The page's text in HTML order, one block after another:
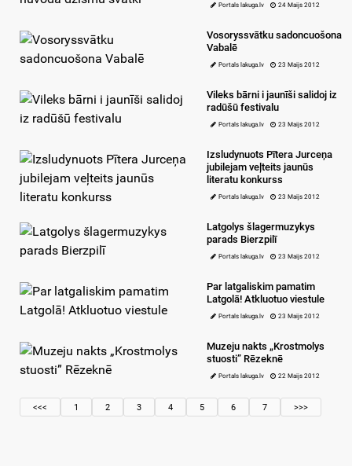
Portals lakuga.lv 24 Maijs 2012
Vosoryssvātku sadoncuošona
Vabalē
Portals lakuga.lv 23 Maijs 2012
Vileks bārni i jaunīši salidoj iz
radūšū festivalu
Portals lakuga.lv 23 Maijs 2012
Izsludynuots Pītera Jurceņa
jubilejam veļteits jaunūs
literatu konkurss
Portals lakuga.lv 23 Maijs 2012
Latgolys šlagermuzykys
parads Bierzpilī
Portals lakuga.lv 23 Maijs 2012
Par latgaliskim pamatim
Latgolā! Atkluotuo viestule
Portals lakuga.lv 23 Maijs 2012
Muzeju nakts „Krostmolys
stuosti” Rēzeknē
Portals lakuga.lv 22 Maijs 2012
<<< 1 2 3 4 5 6 7 >>>